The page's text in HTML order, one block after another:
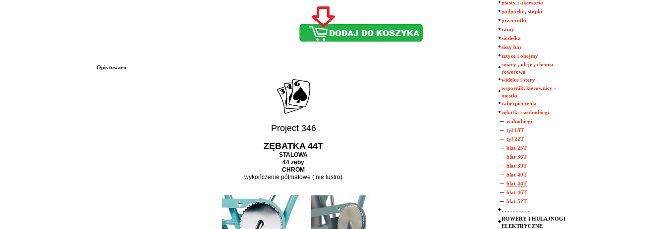
Opis towaru
Project 346
ZĘBATKA 44T
STALOWA
44 zęby
CHROM
wykończenie półmatowe ( nie lustro)
piasty i akcesoria
podpórki , stopki
przerzutki
ramy
siodełka
sissy bar
sztyce i obejmy
smary , oleje , chemia
rowerowa
widelce i stery
wsporniki kierownicy -
mostki
zabezpieczenia
zębatki i wolnobiegi
-- wolnobiegi
-- tył 18T
-- tył 22T
-- blat 25T
-- blat 36T
-- blat 39T
-- blat 40T
-- blat 44T
-- blat 46T
-- blat 52T
. . . . . . . . . .
ROWERY I HULAJNOGI
ELEKTRYCZNE